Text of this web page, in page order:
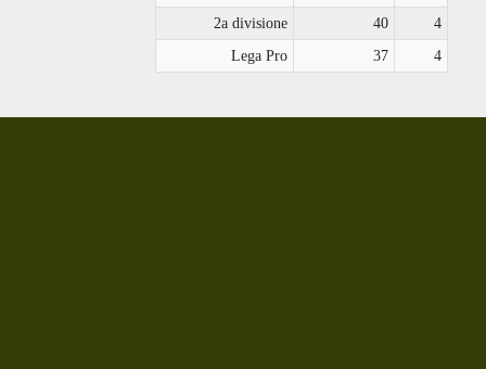
2a divisione
40
4
Lega Pro
37 4